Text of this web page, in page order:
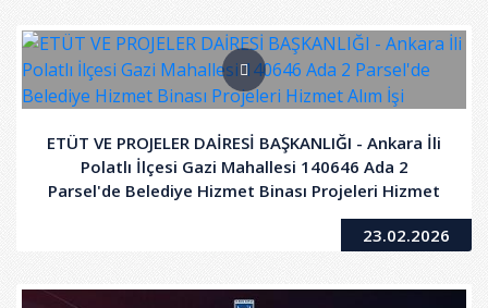
ETÜT VE PROJELER DAİRESİ BAŞKANLIĞI - Ankara İli
Polatlı İlçesi Gazi Mahallesi 140646 Ada 2
Parsel'de Belediye Hizmet Binası Projeleri Hizmet
23.02.2026